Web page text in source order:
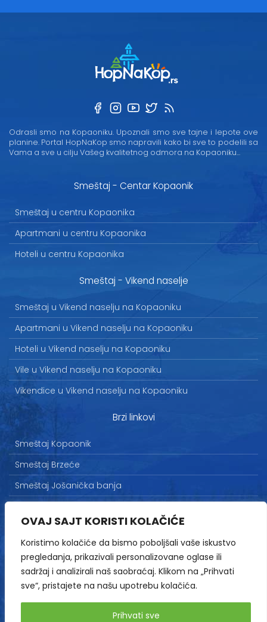
OVAJ SAJT KORISTI KOLAČIĆE
Koristimo kolačiće da bismo poboljšali vaše iskustvo
pregledanja, prikazivali personalizovane oglase ili
sadržaj i analizirali naš saobraćaj. Klikom na „Prihvati
sve“, pristajete na našu upotrebu kolačića.
Prihvati sve
Odrasli smo na Kopaoniku. Upoznali smo sve tajne i lepote ove
planine. Portal HopNaKop smo napravili kako bi sve to podelili sa
Vama a sve u cilju Vašeg kvalitetnog odmora na Kopaoniku...
Smeštaj - Centar Kopaonik
Smeštaj u centru Kopaonika
Apartmani u centru Kopaonika
Hoteli u centru Kopaonika
Smeštaj - Vikend naselje
Smeštaj u Vikend naselju na Kopaoniku
Apartmani u Vikend naselju na Kopaoniku
Hoteli u Vikend naselju na Kopaoniku
Vile u Vikend naselju na Kopaoniku
Vikendice u Vikend naselju na Kopaoniku
Brzi linkovi
Smeštaj Kopaonik
Smeštaj Brzeće
Smeštaj Jošanička banja
Marketing
Politika privatnosti
Kontakt
Sva prava zadržana / All rights reserved